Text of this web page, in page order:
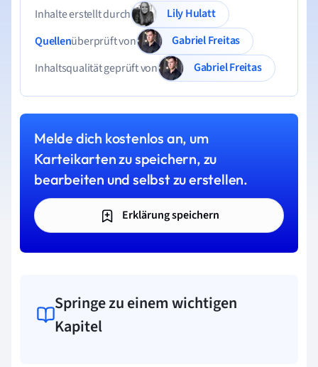
Inhalte erstellt durch
Lily Hulatt
Quellenüberprüft von
Gabriel Freitas
Inhaltsqualität geprüft von
Gabriel Freitas
Melde dich kostenlos an, um
Karteikarten zu speichern, zu
bearbeiten und selbst zu erstellen.
Erklärung speichern
Springe zu einem wichtigen
Kapitel